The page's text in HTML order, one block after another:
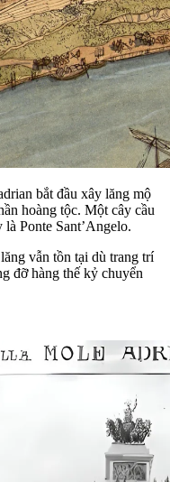
bắt đầu xây lăng mộ
hoàng tộc. Một cây cầu
Ponte Sant’Angelo.
vẫn tồn tại dù trang trí
đỡ hàng thế kỷ chuyển